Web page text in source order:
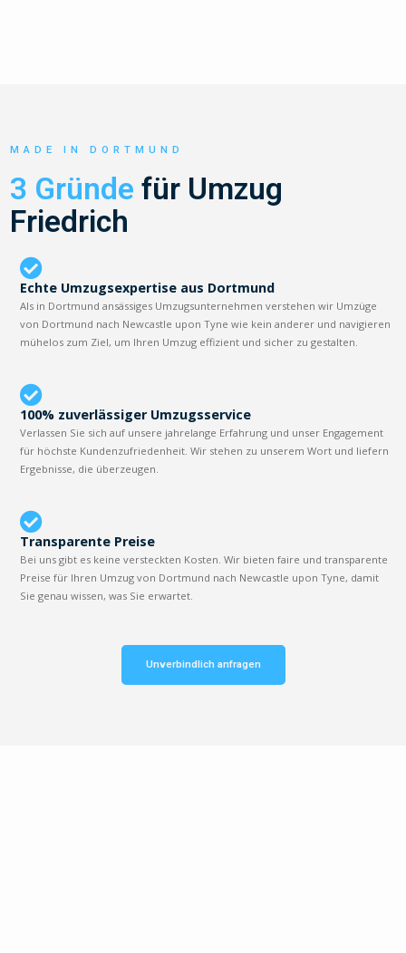
MADE IN DORTMUND
3 Gründe für Umzug
Friedrich
Echte Umzugsexpertise aus Dortmund
Als in Dortmund ansässiges Umzugsunternehmen verstehen wir Umzüge
von Dortmund nach Newcastle upon Tyne wie kein anderer und navigieren
mühelos zum Ziel, um Ihren Umzug effizient und sicher zu gestalten.
100% zuverlässiger Umzugsservice
Verlassen Sie sich auf unsere jahrelange Erfahrung und unser Engagement
für höchste Kundenzufriedenheit. Wir stehen zu unserem Wort und liefern
Ergebnisse, die überzeugen.
Transparente Preise
Bei uns gibt es keine versteckten Kosten. Wir bieten faire und transparente
Preise für Ihren Umzug von Dortmund nach Newcastle upon Tyne, damit
Sie genau wissen, was Sie erwartet.
Unverbindlich anfragen